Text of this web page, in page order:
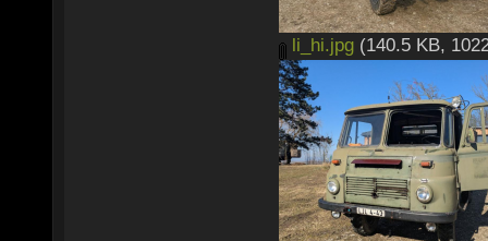
li_hi.jpg (140.5 KB,